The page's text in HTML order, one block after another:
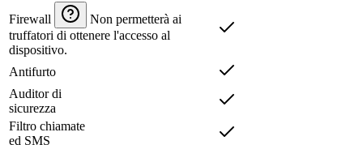
Firewall
Non permetterà ai
truffatori di ottenere l'accesso al
dispositivo.
Antifurto
Auditor di
sicurezza
Filtro chiamate
ed SMS